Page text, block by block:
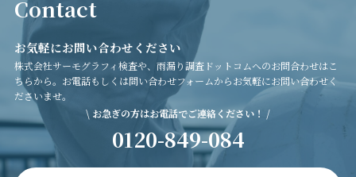
Contact
お気軽にお問い合わせください
株式会社サーモグラフィ検査や、雨漏り調査ドットコムへのお問合わせはこ
ちらから。お電話もしくは問い合わせフォームからお気軽にお問い合わせく
ださいませ。
\ お急ぎの方はお電話でご連絡ください！ /
0120-849-084